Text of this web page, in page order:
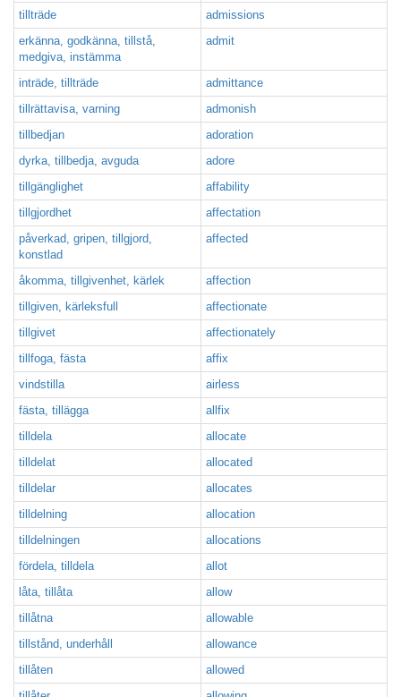
tillträde
admissions
erkänna, godkänna, tillstå,
medgiva, instämma
admit
inträde, tillträde
admittance
tillrättavisa, varning
admonish
tillbedjan
adoration
dyrka, tillbedja, avguda
adore
tillgänglighet
affability
tillgjordhet
affectation
påverkad, gripen, tillgjord,
konstlad
affected
åkomma, tillgivenhet, kärlek
affection
tillgiven, kärleksfull
affectionate
tillgivet
affectionately
tillfoga, fästa
affix
vindstilla
airless
fästa, tillägga
allfix
tilldela
allocate
tilldelat
allocated
tilldelar
allocates
tilldelning
allocation
tilldelningen
allocations
fördela, tilldela
allot
låta, tillåta
allow
tillåtna
allowable
tillstånd, underhåll
allowance
tillåten
allowed